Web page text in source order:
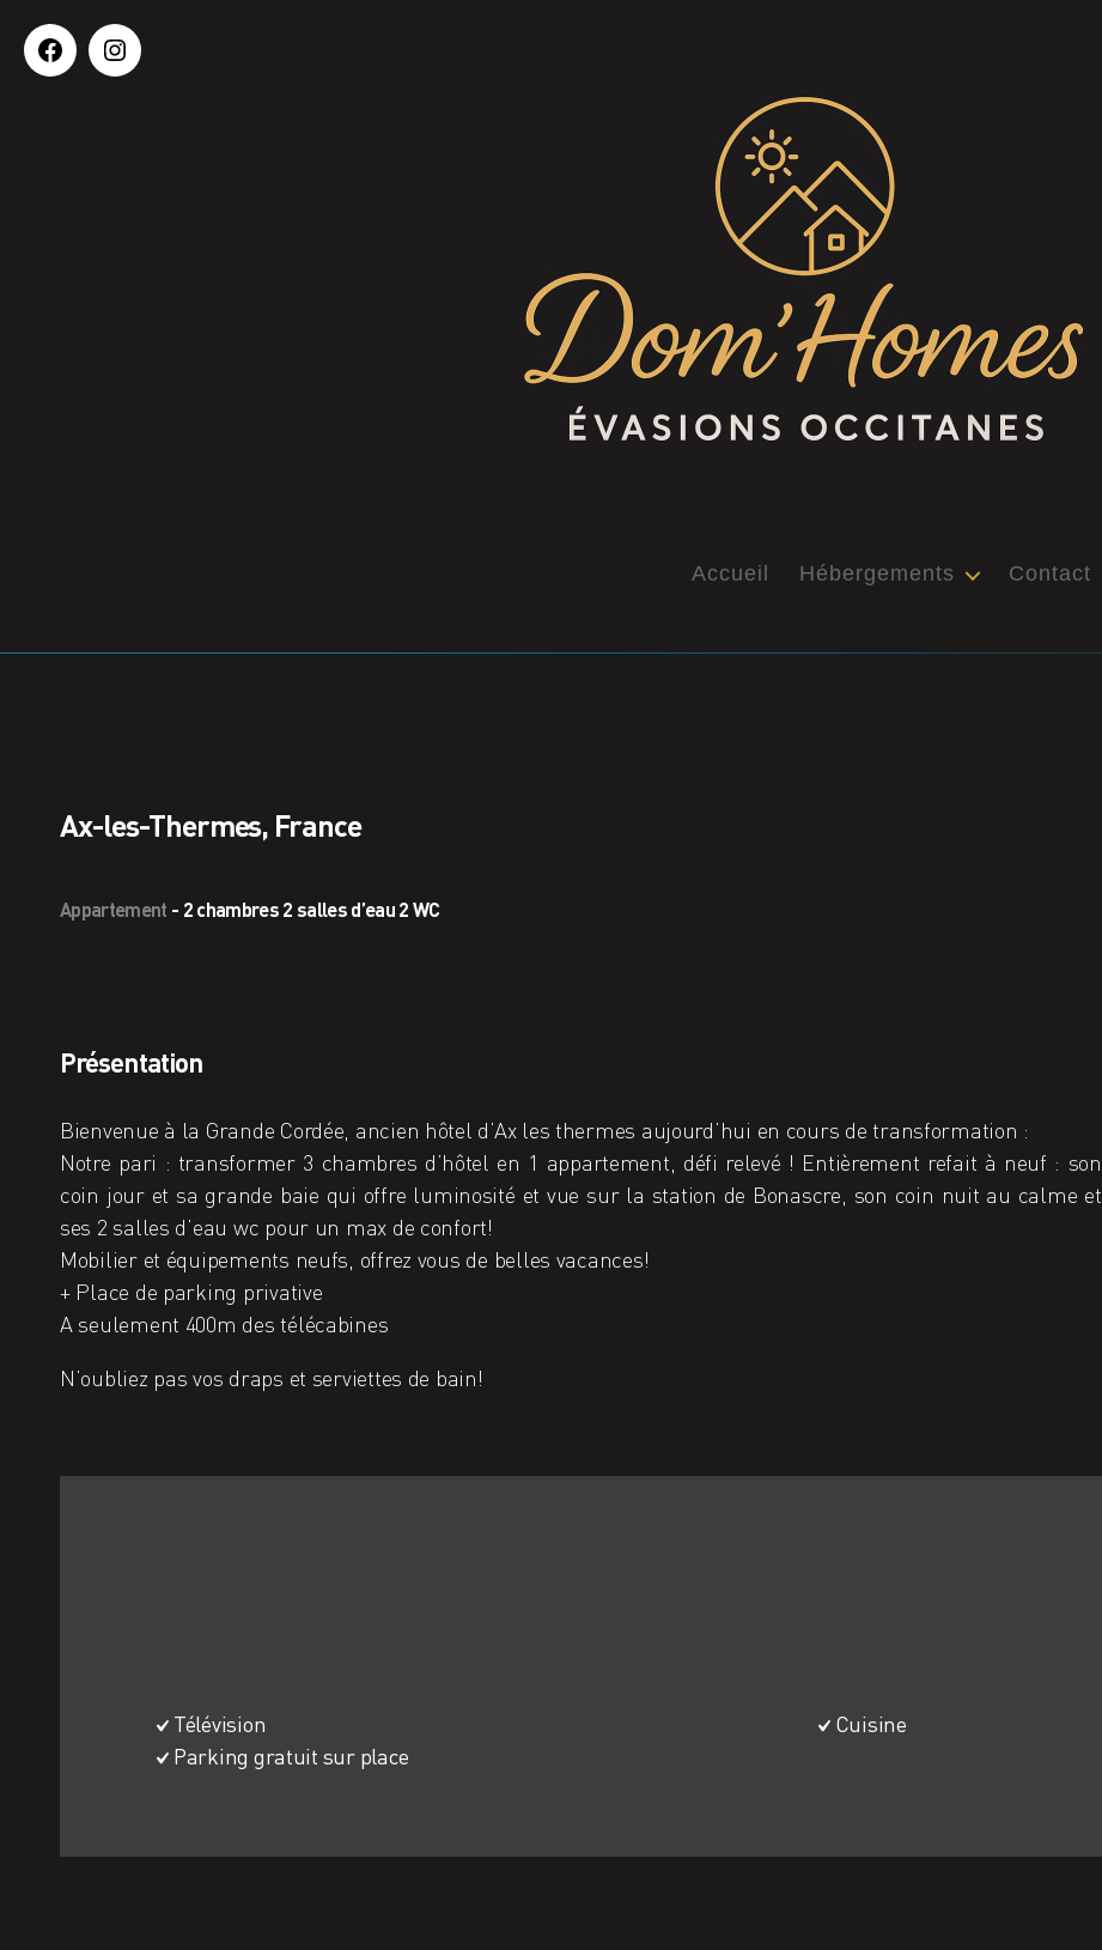
FacebookInstagram
Dom'Homes
Accueil Hébergements Contact
Ax-les-Thermes, France
Appartement - 2 chambres 2 salles d’eau 2 WC
Présentation
Bienvenue à la Grande Cordée, ancien hôtel d’Ax les thermes aujourd’hui en cours de transformation :
Notre pari : transformer 3 chambres d’hôtel en 1 appartement, défi relevé ! Entièrement refait à neuf : son
coin jour et sa grande baie qui offre luminosité et vue sur la station de Bonascre, son coin nuit au calme et
ses 2 salles d’eau wc pour un max de confort!
Mobilier et équipements neufs, offrez vous de belles vacances!
+ Place de parking privative
A seulement 400m des télécabines
N’oubliez pas vos draps et serviettes de bain!
Télévision
Cuisine
Parking gratuit sur place